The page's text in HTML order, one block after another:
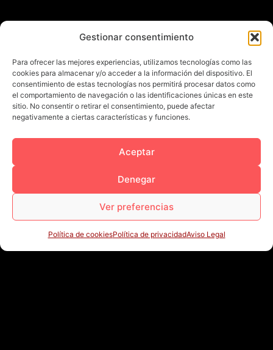
Gestionar consentimiento
Para ofrecer las mejores experiencias, utilizamos tecnologías como las
cookies para almacenar y/o acceder a la información del dispositivo. El
consentimiento de estas tecnologías nos permitirá procesar datos como
el comportamiento de navegación o las identificaciones únicas en este
sitio. No consentir o retirar el consentimiento, puede afectar
negativamente a ciertas características y funciones.
Aceptar
Denegar
Ver preferencias
Política de cookiesPolítica de privacidadAviso Legal